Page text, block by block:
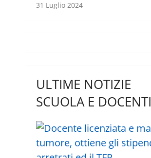
31 Luglio 2024
ULTIME NOTIZIE
SCUOLA E DOCENTI